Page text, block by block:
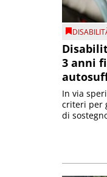
3 anni
In via
criteri per
di